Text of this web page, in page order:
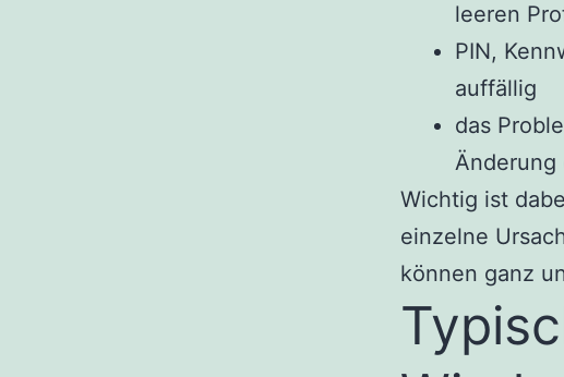
leeren
PIN,
auffällig
das
Änderung
Wichtig ist
einzelne
können ganz